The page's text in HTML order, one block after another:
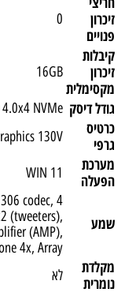
זיכרון
פנויים
0
קיבלות
זיכרון
מקסימלית
16GB
גודל דיסק NVMe
כרטיס
גרפי
130V
מערכת
הפעלה
WIN 11
שמע
codec, 4
(tweeters),
(AMP),
4x, Array
מקלדת
נומרית
לא